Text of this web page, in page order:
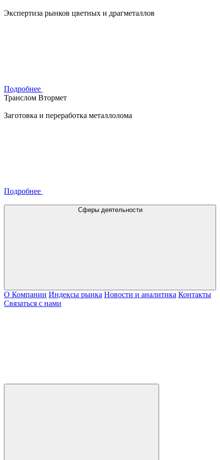
Экспертиза рынков цветных и драгметаллов
Подробнее
Транслом Втормет
Заготовка и переработка металлолома
Подробнее
Сферы деятельности
О Компании Индексы рынка Новости и аналитика Контакты
Связаться с нами